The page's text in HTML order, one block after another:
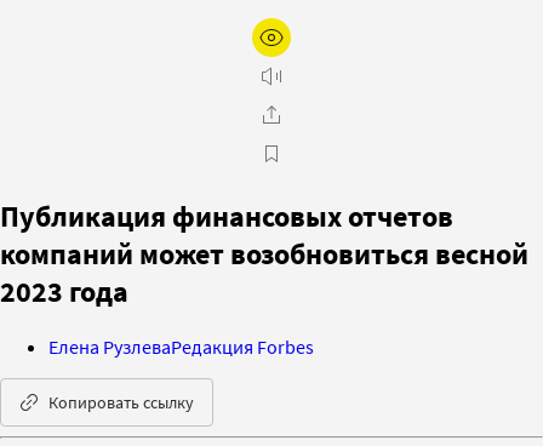
Публикация финансовых отчетов
компаний может возобновиться весной
2023 года
Елена РузлеваРедакция Forbes
Копировать ссылку